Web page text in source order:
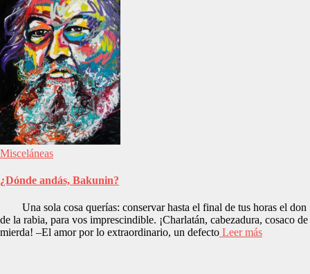
Misceláneas
¿Dónde andás, Bakunin?
Una sola cosa querías: conservar hasta el final de tus horas el don
de la rabia, para vos imprescindible. ¡Charlatán, cabezadura, cosaco de
mierda! –El amor por lo extraordinario, un defecto Leer más